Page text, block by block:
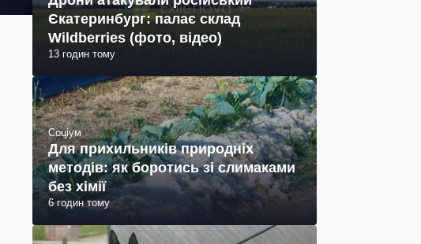
Єкатеринбург: палає склад
Wildberries (фото, відео)
13 годин тому
Соціум
Для прихильників природніх
методів: як боротись зі слимаками
без хімії
6 годин тому